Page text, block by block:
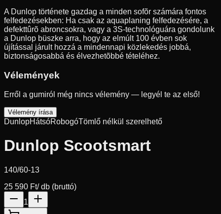
A Dunlop története gazdag a minden sofõr számára fontos
felfedezésekben: Ha csak az aquaplaning felfedezésére, a
defekttûrõ abroncsokra, vagy a 3S-technológuára gondolunk
a Dunlop büszke arra, hogy az elmúlt 100 évben sok
újítással járult hozzá a mindennapi közlekedés jobbá,
biztonságosabbá és élvezhetõbbé tételéhez.
Vélemények
Erről a gumiról még nincs vélemény — legyél te az első!
Vélemény írása
DunlopHátsóRobogóTömlő nélkül szerelhető
Dunlop Scootsmart
140/60-13
25 590 Ft/ db (bruttó)
1